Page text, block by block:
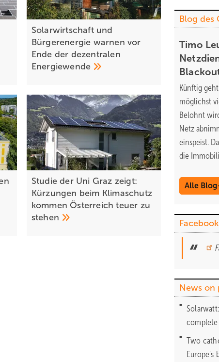
Solarwirtschaft und
Bürgerenergie warnen vor
Ende der dezentralen
Energiewende
Studie der Uni Graz zeigt:
Kürzungen beim Klimaschutz
kommen Österreich teuer zu
stehen
Blog des
Timo
Künftig
möglichst
Belohnt
Netz
einspeist.
die
Alle
Facebook
News on
Two
Europe's